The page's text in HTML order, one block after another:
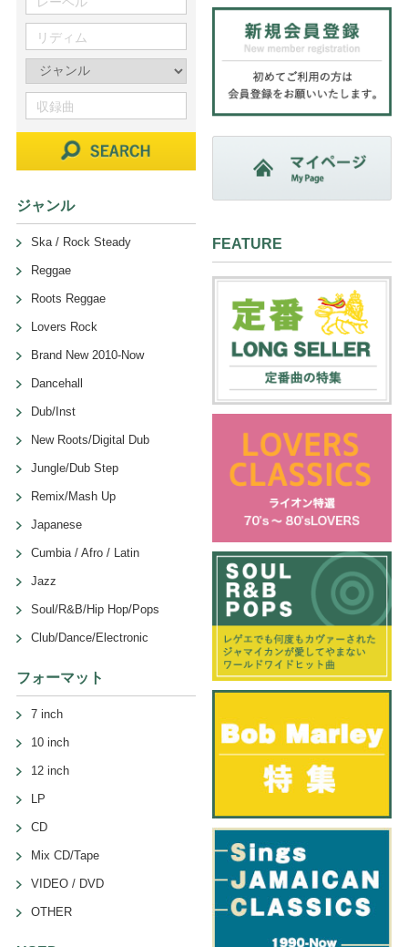
ジャンル
Ska / Rock Steady
Reggae
Roots Reggae
Lovers Rock
Brand New 2010-Now
Dancehall
Dub/Inst
New Roots/Digital Dub
Jungle/Dub Step
Remix/Mash Up
Japanese
Cumbia / Afro / Latin
Jazz
Soul/R&B/Hip Hop/Pops
Club/Dance/Electronic
フォーマット
7 inch
10 inch
12 inch
LP
CD
Mix CD/Tape
VIDEO / DVD
OTHER
FEATURE